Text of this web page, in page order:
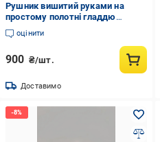
Рушник вишитий руками на
простому полотні гладдю
(34767558)
оцінити
900 ₴/шт.
Доставимо